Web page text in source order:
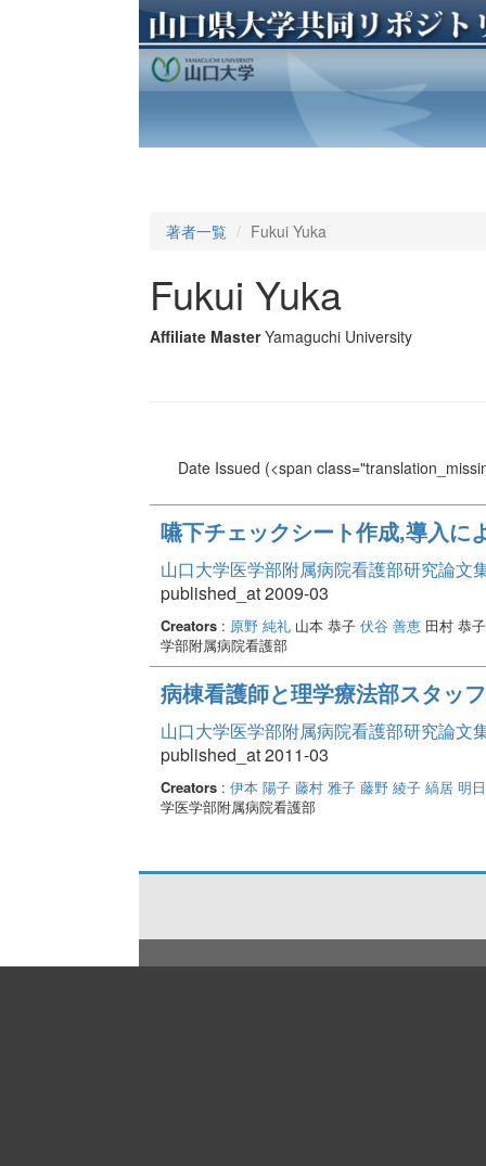
著者一覧 Fukui Yuka
Fukui Yuka
Affiliate Master Yamaguchi University
Date Issued (<span
嚥下チェックシート作成,導入に
山口大学医学部附属病院看護部研究論文
published_at 2009-03
Creators: 原野 純礼山本 恭子 伏谷 善恵田村 恭
学部附属病院看護部
病棟看護師と理学療法部スタッ
山口大学医学部附属病院看護部研究論文
published_at 2011-03
Creators: 伊本 陽子 藤村 雅子 藤野 綾子 縞居 明
学医学部附属病院看護部